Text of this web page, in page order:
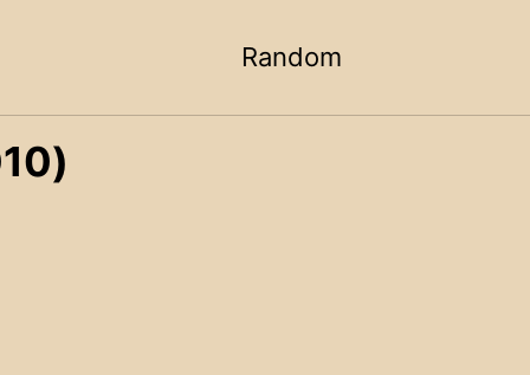
Random